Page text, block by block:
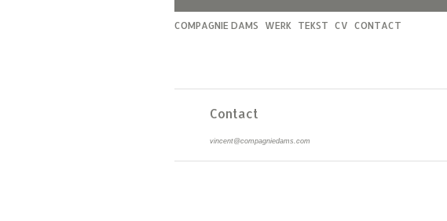
COMPAGNIE DAMS WERK TEKST CV CONTACT
Contact
vincent@compagniedams.com